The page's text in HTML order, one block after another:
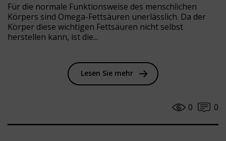
Für die normale Funktionsweise des menschlichen
Körpers sind Omega-Fettsäuren unerlässlich. Da der
Körper diese wichtigen Fettsäuren nicht selbst
herstellen kann, ist die...
Lesen Sie mehr
0
0